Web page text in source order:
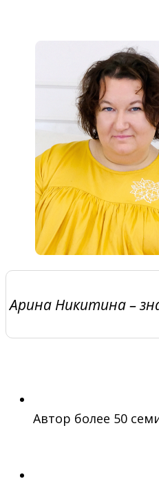
Арина Никитина –
Автор более 50